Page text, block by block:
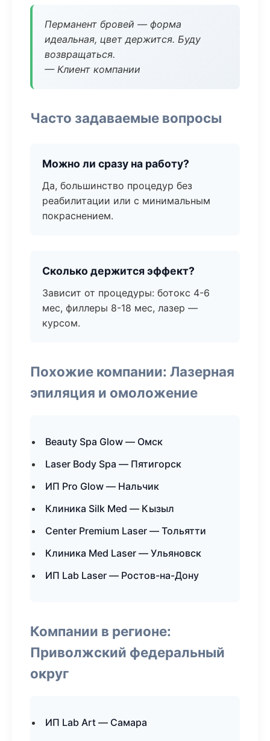
Перманент бровей — форма
идеальная, цвет держится. Буду
возвращаться.
— Клиент компании
Часто задаваемые вопросы
Можно ли сразу на работу?
Да, большинство процедур без
реабилитации или с минимальным
покраснением.
Сколько держится эффект?
Зависит от процедуры: ботокс 4-6
мес, филлеры 8-18 мес, лазер —
курсом.
Похожие компании: Лазерная
эпиляция и омоложение
Beauty Spa Glow — Омск
Laser Body Spa — Пятигорск
ИП Pro Glow — Нальчик
Клиника Silk Med — Кызыл
Center Premium Laser — Тольятти
Клиника Med Laser — Ульяновск
ИП Lab Laser — Ростов-на-Дону
Компании в регионе:
Приволжский федеральный
округ
ИП Lab Art — Самара